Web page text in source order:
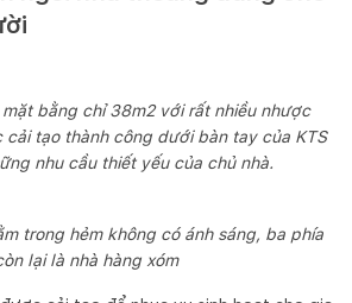
bằng chỉ 38m2 với rất nhiều nhược
tạo thành công dưới bàn tay của KTS
nhu cầu thiết yếu của chủ nhà.
trong hẻm không có ánh sáng, ba phía
lại là nhà hàng xóm